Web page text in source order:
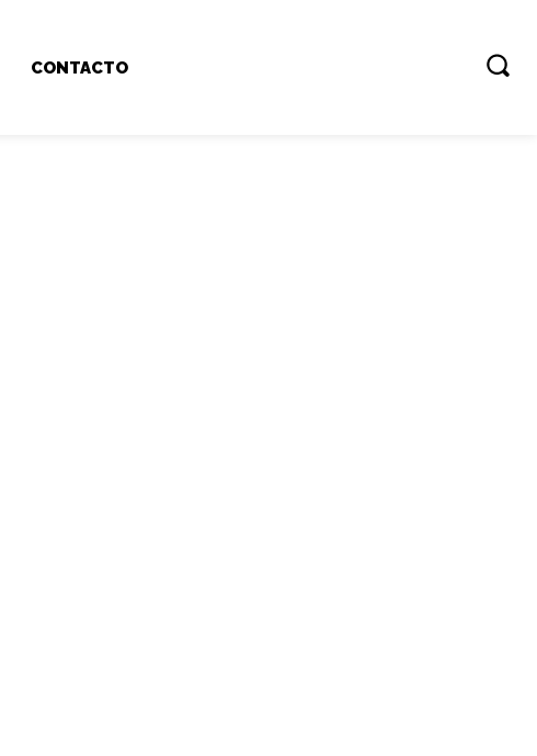
CONTACTO